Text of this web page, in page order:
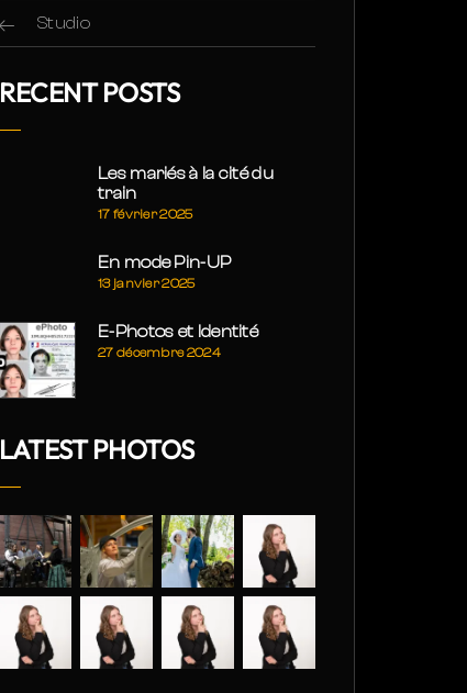
Studio
RECENT POSTS
Les mariés à la cité du
train
17 février 2025
En mode Pin-UP
13 janvier 2025
E-Photos et Identité
27 décembre 2024
LATEST PHOTOS